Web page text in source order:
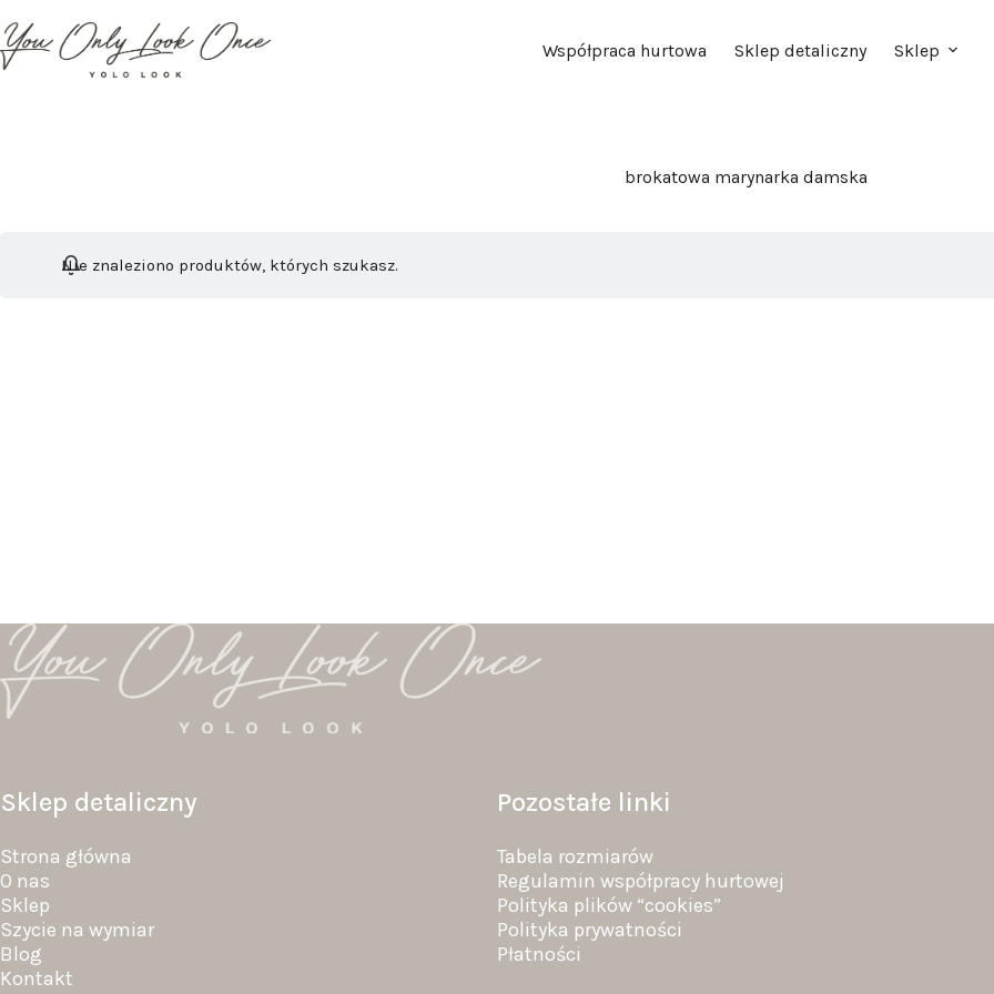
do
treści
Współpraca hurtowa Sklep detaliczny Sklep
brokatowa marynarka damska
Nie znaleziono produktów, których szukasz.
Sklep detaliczny
Strona główna
O nas
Sklep
Szycie na wymiar
Blog
Kontakt
Pozostałe linki
Tabela rozmiarów
Regulamin współpracy hurtowej
Polityka plików “cookies”
Polityka prywatności
Płatności